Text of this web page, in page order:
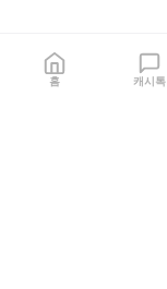
홈 캐시톡